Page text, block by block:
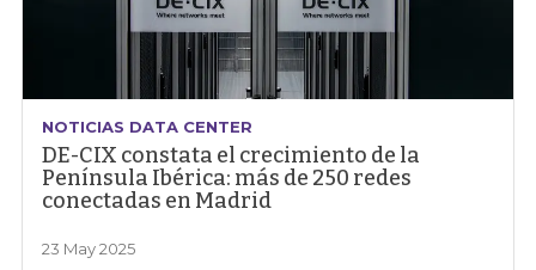
NOTICIAS DATA CENTER
DE-CIX constata el crecimiento de la
Península Ibérica: más de 250 redes
conectadas en Madrid
23 May 2025